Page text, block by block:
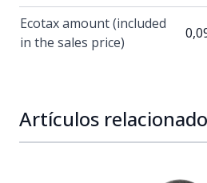
Ecotax amount (included
in the sales price)
Artículos